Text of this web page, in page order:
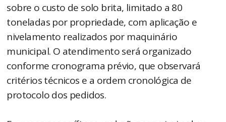
sobre o custo de solo brita, limitado a 80
toneladas por propriedade, com aplicação e
nivelamento realizados por maquinário
municipal. O atendimento será organizado
conforme cronograma prévio, que observará
critérios técnicos e a ordem cronológica de
protocolo dos pedidos.